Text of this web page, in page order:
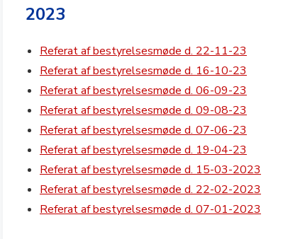
2023
Referat af bestyrelsesmøde d. 22-11-23
Referat af bestyrelsesmøde d. 16-10-23
Referat af bestyrelsesmøde d. 06-09-23
Referat af bestyrelsesmøde d. 09-08-23
Referat af bestyrelsesmøde d. 07-06-23
Referat af bestyrelsesmøde d. 19-04-23
Referat af bestyrelsesmøde d. 15-03-2023
Referat af bestyrelsesmøde d. 22-02-2023
Referat af bestyrelsesmøde d. 07-01-2023